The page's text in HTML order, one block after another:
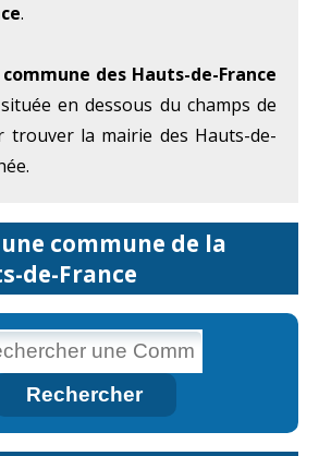
.
commune des Hauts-de-France
en dessous du champs de
trouver la mairie des Hauts-de-
commune de la
de-France